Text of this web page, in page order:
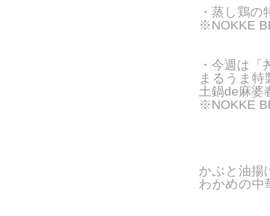
・蒸し鶏
※NOKKE
・今週は
まるうま特
土鍋de麻婆
※NOKKE
かぶと油揚
わかめの中